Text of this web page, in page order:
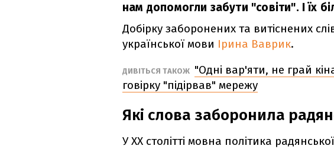
нам допомогли забути "совіти". І їх
Добірку заборонених та витіснених
української мови Ірина Ваврик.
ДИВІТЬСЯ ТАКОЖ "Одні вар'яти, не грай
говірку "підірвав" мережу
Які слова заборонила
У XX столітті мовна політика